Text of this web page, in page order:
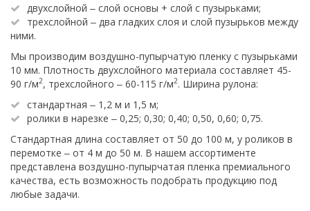
двухслойной ‒ слой основы + слой с пузырьками;
трехслойной ‒ два гладких слоя и слой пузырьков между
ними.
Мы производим воздушно-пупырчатую пленку с пузырьками
10 мм. Плотность двухслойного материала составляет 45-
90 г/м2, трехслойного ‒ 60-115 г/м2. Ширина рулона:
стандартная ‒ 1,2 м и 1,5 м;
ролики в нарезке ‒ 0,25; 0,30; 0,40; 0,50, 0,60; 0,75.
Стандартная длина составляет от 50 до 100 м, у роликов в
перемотке ‒ от 4 м до 50 м. В нашем ассортименте
представлена воздушно-пупырчатая пленка премиального
качества, есть возможность подобрать продукцию под
любые задачи.